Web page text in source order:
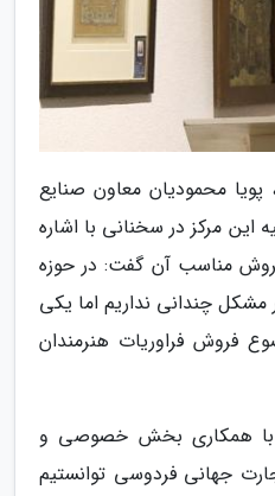
پویا محمودیان معاون صنایع
این مرکز در سخنانی با اشاره
مناسب آن گفت: در حوزه
چندانی نداریم اما یکی
فروش فراوریات هنرمندان
با همکاری بخش خصوصی و
جهانی فردوسی توانستیم